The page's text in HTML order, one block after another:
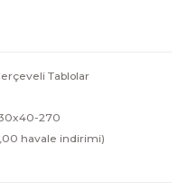
Tablolar
30x40-270
havale indirimi)